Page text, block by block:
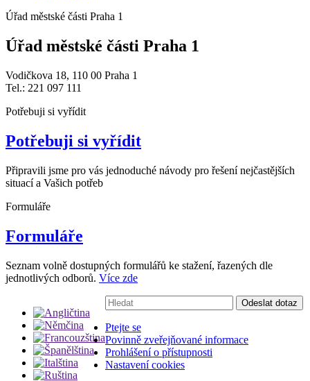
Úřad městské části Praha 1
Úřad městské části Praha 1
Vodičkova 18, 110 00 Praha 1
Tel.: 221 097 111
Potřebuji si vyřídit
Potřebuji si vyřídit
Připravili jsme pro vás jednoduché návody pro řešení nejčastějších
situací a Vašich potřeb
Formuláře
Formuláře
Seznam volně dostupných formulářů ke stažení, řazených dle
jednotlivých odborů. Více zde
Vyhledávání:
Odeslat dotaz
Ptejte se
Povinně zveřejňované informace
Prohlášení o přístupnosti
Nastavení cookies